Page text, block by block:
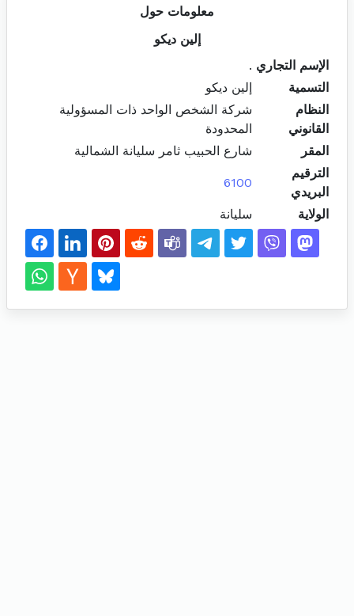
معلومات حول
إلين ديكو
الإسم التجاري .
التسمية
إلين ديكو
النظام
القانوني
شركة الشخص الواحد ذات المسؤولية
المحدودة
المقر
شارع الحبيب ثامر سليانة الشمالية
الترقيم
البريدي
6100
الولاية سليانة